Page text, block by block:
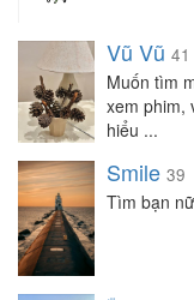
Vũ Vũ 41
Muốn tìm
xem phim,
hiểu ...
Smile 39
Tìm bạn